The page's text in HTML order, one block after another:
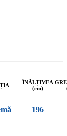
ÎNĂLȚIMEA
(cm)
196